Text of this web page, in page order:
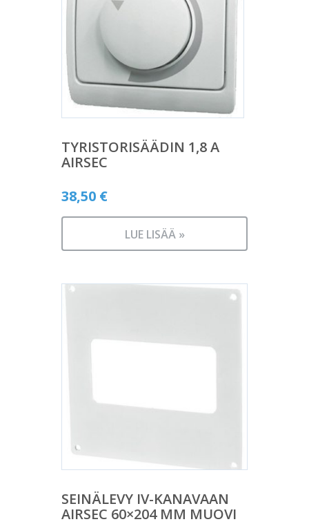
TYRISTORISÄÄDIN 1,8 A
AIRSEC
38,50 €
LUE LISÄÄ »
SEINÄLEVY IV-KANAVAAN
AIRSEC 60×204 MM MUOVI